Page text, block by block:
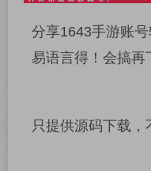
分享1643手游账
易语言得！会搞再
只提供源码下载，